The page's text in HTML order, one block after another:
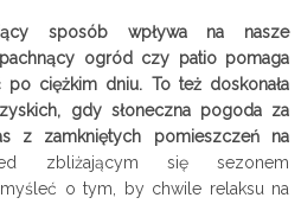
sposób wpływa na nasze
ogród czy patio pomaga
ciężkim dniu. To też doskonała
gdy słoneczna pogoda za
z zamkniętych pomieszczeń na
zbliżającym się sezonem
o tym, by chwile relaksu na